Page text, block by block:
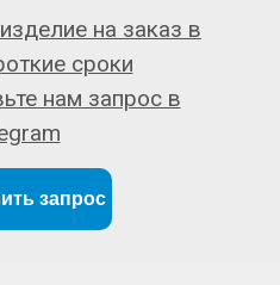
запрос
на заказ в
сроки
нам запрос в